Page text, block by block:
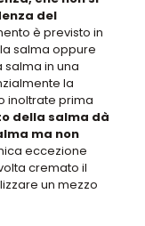
del
è previsto in
salma oppure
in una
la
inoltrate prima
della salma dà
ma non
eccezione
cremato il
un mezzo